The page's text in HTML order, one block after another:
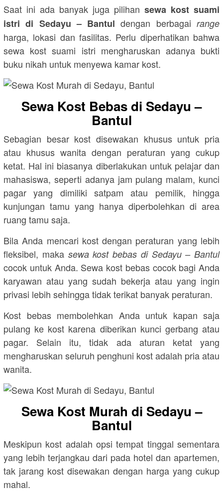
Saat ini ada banyak juga pilihan sewa kost suami
istri di Sedayu – Bantul dengan berbagairange
harga, lokasi dan fasilitas. Perlu diperhatikan bahwa
sewa kost suami istri mengharuskan adanya bukti
buku nikah untuk menyewa kamar kost.
Sewa Kost Bebas di Sedayu –
Bantul
Sebagian besar kost disewakan khusus untuk pria
atau khusus wanita dengan peraturan yang cukup
ketat. Hal ini biasanya diberlakukan untuk pelajar dan
mahasiswa, seperti adanya jam pulang malam, kunci
pagar yang dimiliki satpam atau pemilik, hingga
kunjungan tamu yang hanya diperbolehkan di area
ruang tamu saja.
Bila Anda mencari kost dengan peraturan yang lebih
fleksibel, maka sewa kost bebas di Sedayu – Bantul
cocok untuk Anda. Sewa kost bebas cocok bagi Anda
karyawan atau yang sudah bekerja atau yang ingin
privasi lebih sehingga tidak terikat banyak peraturan.
Kost bebas membolehkan Anda untuk kapan saja
pulang ke kost karena diberikan kunci gerbang atau
pagar. Selain itu, tidak ada aturan ketat yang
mengharuskan seluruh penghuni kost adalah pria atau
wanita.
Sewa Kost Murah di Sedayu –
Bantul
Meskipun kost adalah opsi tempat tinggal sementara
yang lebih terjangkau dari pada hotel dan apartemen,
tak jarang kost disewakan dengan harga yang cukup
mahal.